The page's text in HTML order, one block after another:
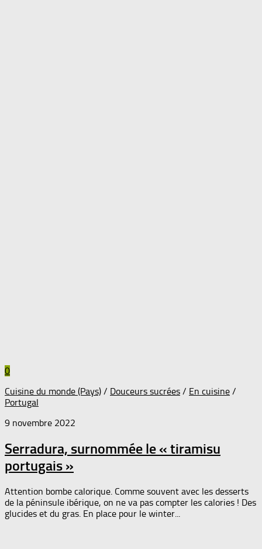
0
Cuisine du monde (Pays) / Douceurs sucrées / En cuisine /
Portugal
9 novembre 2022
Serradura, surnommée le « tiramisu
portugais »
Attention bombe calorique. Comme souvent avec les desserts
de la péninsule ibérique, on ne va pas compter les calories ! Des
glucides et du gras. En place pour le winter...